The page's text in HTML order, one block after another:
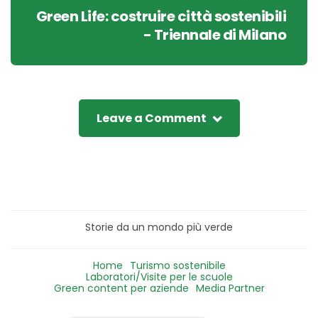
Green Life: costruire città sostenibili
- Triennale di Milano
Leave a Comment
Storie da un mondo più verde
Home Turismo sostenibile
Laboratori/Visite per le scuole
Green content per aziende Media Partner